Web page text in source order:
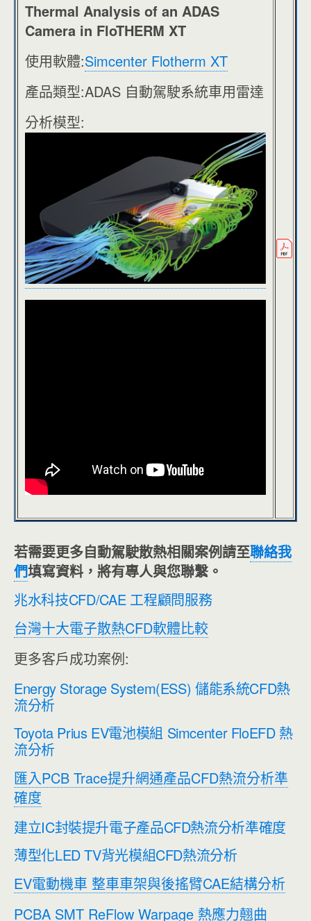
Thermal Analysis of an ADAS
Camera in FloTHERM XT
使用軟體:Simcenter Flotherm XT
產品類型:ADAS 自動駕駛系統車用雷達
分析模型:
若需要更多自動駕駛散熱相關案例請至聯絡我
們填寫資料，將有專人與您聯繫。
兆水科技CFD/CAE 工程顧問服務
台灣十大電子散熱CFD軟體比較
更多客戶成功案例:
Energy Storage System(ESS) 儲能系統CFD熱
流分析
Toyota Prius EV電池模組 Simcenter FloEFD 熱
流分析
匯入PCB Trace提升網通產品CFD熱流分析準
確度
建立IC封裝提升電子產品CFD熱流分析準確度
薄型化LED TV背光模組CFD熱流分析
EV電動機車 整車車架與後搖臂CAE結構分析
PCBA SMT ReFlow Warpage 熱應力翹曲